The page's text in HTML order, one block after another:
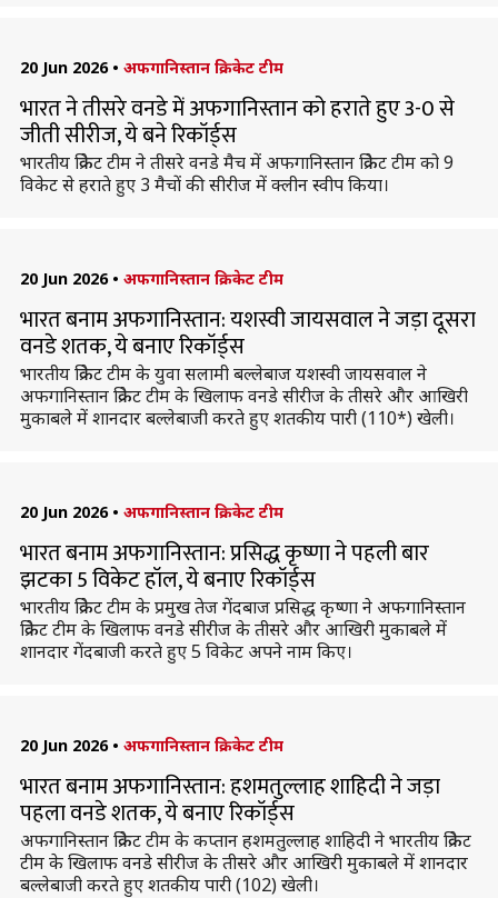
20 Jun 2026 • अफगानिस्तान क्रिकेट टीम
भारत ने तीसरे वनडे में अफगानिस्तान को हराते हुए 3-0 से
जीती सीरीज, ये बने रिकॉर्ड्स
भारतीय क्रिकेट टीम ने तीसरे वनडे मैच में अफगानिस्तान क्रिकेट टीम को 9
विकेट से हराते हुए 3 मैचों की सीरीज में क्लीन स्वीप किया।
20 Jun 2026 • अफगानिस्तान क्रिकेट टीम
भारत बनाम अफगानिस्तान: यशस्वी जायसवाल ने जड़ा दूसरा
वनडे शतक, ये बनाए रिकॉर्ड्स
भारतीय क्रिकेट टीम के युवा सलामी बल्लेबाज यशस्वी जायसवाल ने
अफगानिस्तान क्रिकेट टीम के खिलाफ वनडे सीरीज के तीसरे और आखिरी
मुकाबले में शानदार बल्लेबाजी करते हुए शतकीय पारी (110*) खेली।
20 Jun 2026 • अफगानिस्तान क्रिकेट टीम
भारत बनाम अफगानिस्तान: प्रसिद्ध कृष्णा ने पहली बार
झटका 5 विकेट हॉल, ये बनाए रिकॉर्ड्स
भारतीय क्रिकेट टीम के प्रमुख तेज गेंदबाज प्रसिद्ध कृष्णा ने अफगानिस्तान
क्रिकेट टीम के खिलाफ वनडे सीरीज के तीसरे और आखिरी मुकाबले में
शानदार गेंदबाजी करते हुए 5 विकेट अपने नाम किए।
20 Jun 2026 • अफगानिस्तान क्रिकेट टीम
भारत बनाम अफगानिस्तान: हशमतुल्लाह शाहिदी ने जड़ा
पहला वनडे शतक, ये बनाए रिकॉर्ड्स
अफगानिस्तान क्रिकेट टीम के कप्तान हशमतुल्लाह शाहिदी ने भारतीय क्रिकेट
टीम के खिलाफ वनडे सीरीज के तीसरे और आखिरी मुकाबले में शानदार
बल्लेबाजी करते हुए शतकीय पारी (102) खेली।